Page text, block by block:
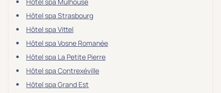
Hôtel spa Strasbourg
Hôtel spa Vittel
Hôtel spa Vosne Romanée
Hôtel spa La Petite Pierre
Hôtel spa Contrexéville
Hôtel spa Grand Est